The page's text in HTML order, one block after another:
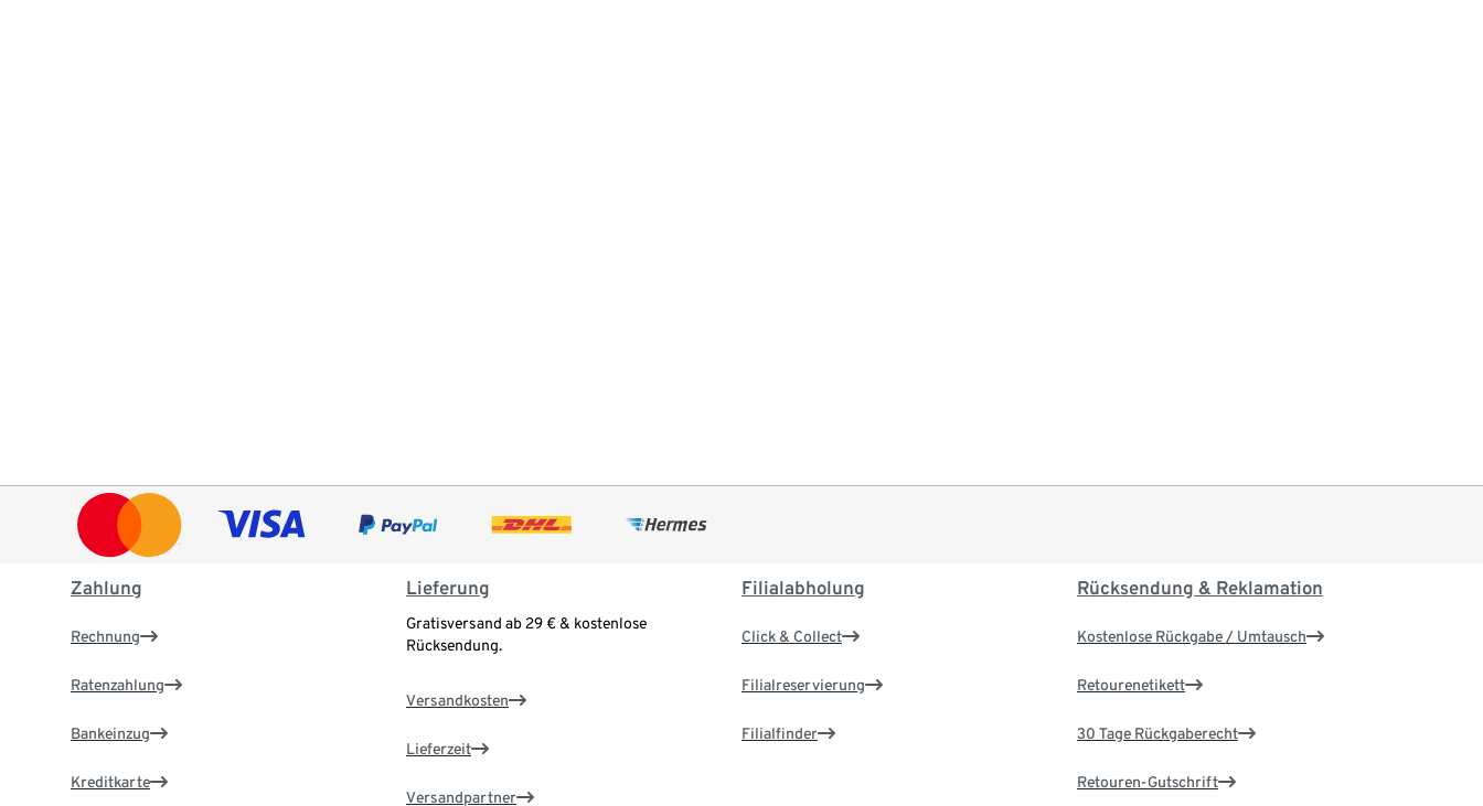
Zahlung
Rechnung
Ratenzahlung
Bankeinzug
Kreditkarte
Lieferung
Gratisversand ab 29 € & kostenlose
Rücksendung.
Versandkosten
Lieferzeit
Versandpartner
Filialabholung
Click & Collect
Filialreservierung
Filialfinder
Rücksendung & Reklamation
Kostenlose Rückgabe / Umtausch
Retourenetikett
30 Tage Rückgaberecht
Retouren-Gutschrift